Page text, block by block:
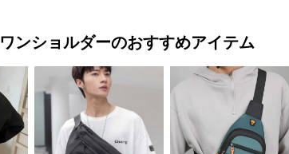
ワンショルダーのおすすめアイテム